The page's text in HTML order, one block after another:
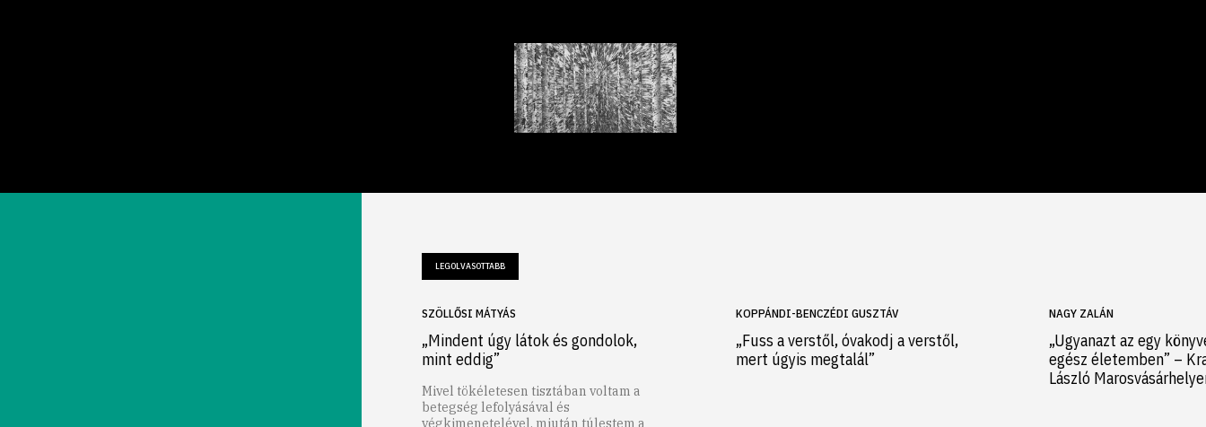
LEGOLVASOTTABB
SZÖLLŐSI MÁTYÁS
„Mindent úgy látok és gondolok,
mint eddig”
Mivel tökéletesen tisztában voltam a
betegség lefolyásával és
végkimenetelével, miután túlestem a
KOPPÁNDI-BENCZÉDI GUSZTÁV
„Fuss a verstől, óvakodj a verstől,
mert úgyis megtalál”
NAGY ZALÁN
„Ugyanazt az egy
egész életemben” –
László